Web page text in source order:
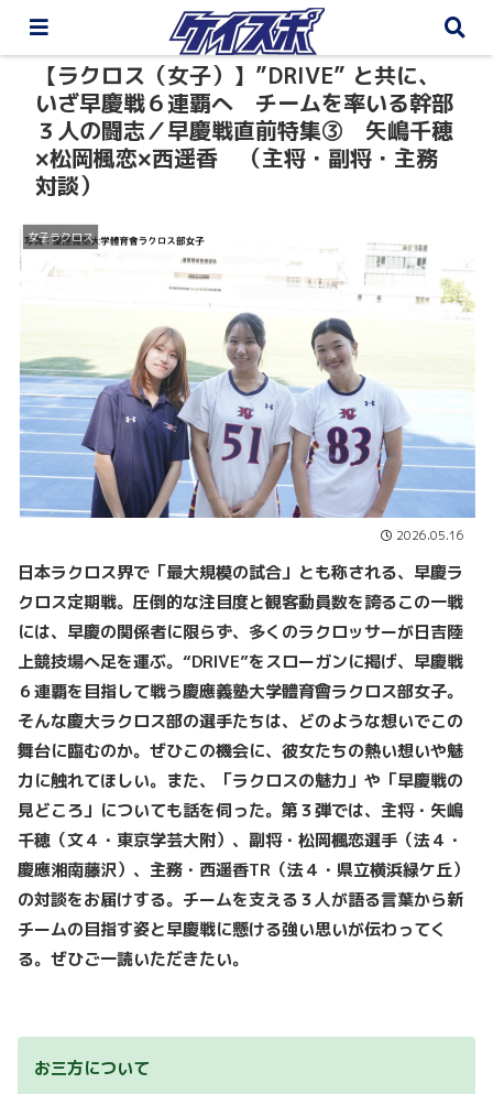
【ラクロス（女子）】”DRIVE” と共に、
いざ早慶戦６連覇へ チームを率いる幹部
３人の闘志／早慶戦直前特集③ 矢嶋千穂
×松岡楓恋×西遥香 （主将・副将・主務
対談）
女子ラクロス
2026.05.16
日本ラクロス界で「最大規模の試合」とも称される、早慶ラ
クロス定期戦。圧倒的な注目度と観客動員数を誇るこの一戦
には、早慶の関係者に限らず、多くのラクロッサーが日吉陸
上競技場へ足を運ぶ。“DRIVE”をスローガンに掲げ、早慶戦
６連覇を目指して戦う慶應義塾大学體育會ラクロス部女子。
そんな慶大ラクロス部の選手たちは、どのような想いでこの
舞台に臨むのか。ぜひこの機会に、彼女たちの熱い想いや魅
力に触れてほしい。また、「ラクロスの魅力」や「早慶戦の
見どころ」についても話を伺った。第３弾では、主将・矢嶋
千穂（文４・東京学芸大附）、副将・松岡楓恋選手（法４・
慶應湘南藤沢）、主務・西遥香TR （法４・県立横浜緑ケ丘）
の対談をお届けする。チームを支える３人が語る言葉から新
チームの目指す姿と早慶戦に懸ける強い思いが伝わってく
る。ぜひご一読いただきたい。
お三方について